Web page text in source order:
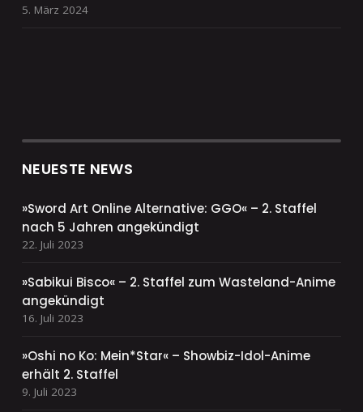
5. März 2024
NEUESTE NEWS
»Sword Art Online Alternative: GGO« – 2. Staffel
nach 5 Jahren angekündigt
22. Juli 2023
»Sabikui Bisco« – 2. Staffel zum Wasteland-Anime
angekündigt
16. Juli 2023
»Oshi no Ko: Mein*Star« – Showbiz-Idol-Anime
erhält 2. Staffel
9. Juli 2023